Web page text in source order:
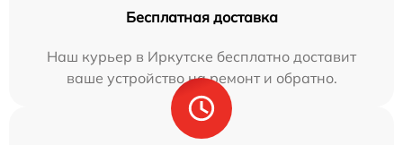
Бесплатная доставка
Наш курьер в Иркутске бесплатно доставит
ваше устройство на ремонт и обратно.